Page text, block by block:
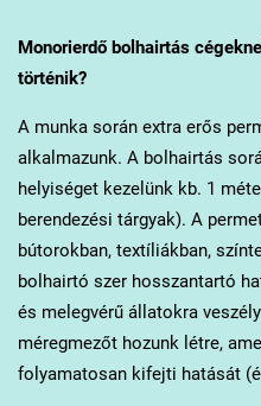
Monorierdőbolhairtás
történik?
A munka során extra erős
alkalmazunk. A bolhairtás
helyiséget kezelünk kb. 1
berendezési tárgyak). A
bútorokban, textíliákban,
bolhairtó szer hosszantartó
és melegvérű állatokra
méregmezőt hozunk létre,
folyamatosan kifejti hatását